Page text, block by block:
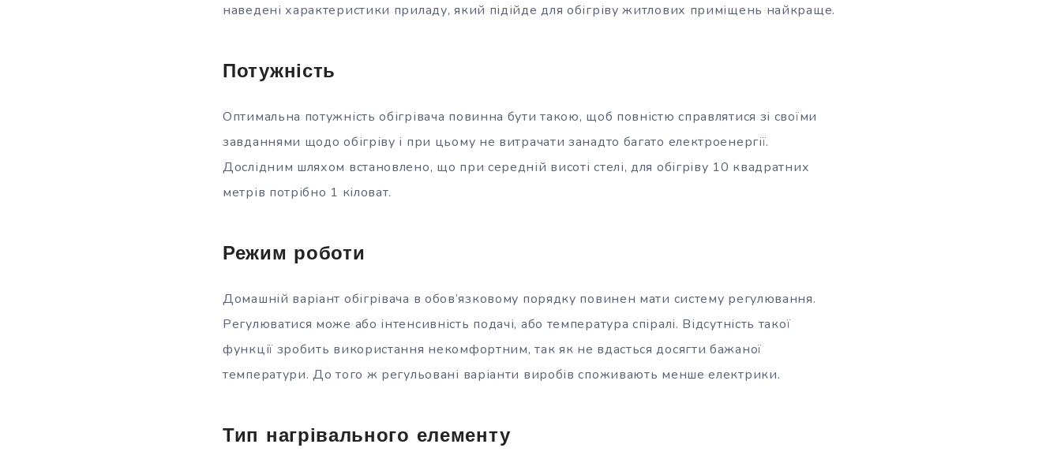
наведені характеристики приладу, який підійде для обігріву житлових приміщень найкраще.
Потужність
Оптимальна потужність обігрівача повинна бути такою, щоб повністю справлятися зі своїми
завданнями щодо обігріву і при цьому не витрачати занадто багато електроенергії.
Дослідним шляхом встановлено, що при середній висоті стелі, для обігріву 10 квадратних
метрів потрібно 1 кіловат.
Режим роботи
Домашній варіант обігрівача в обов’язковому порядку повинен мати систему регулювання.
Регулюватися може або інтенсивність подачі, або температура спіралі. Відсутність такої
функції зробить використання некомфортним, так як не вдасться досягти бажаної
температури. До того ж регульовані варіанти виробів споживають менше електрики.
Тип нагрівального елементу